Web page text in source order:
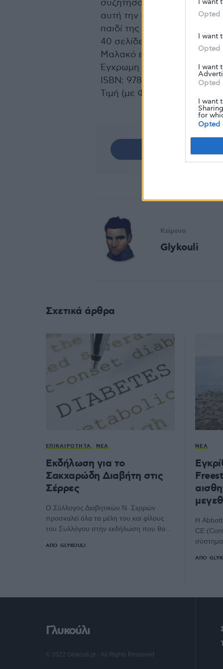
I want
Opted
I want
Opted
I want
Opted
I want
for
Opted
συζητήσουν πάνω στην
αυτή την ιστορία,
παιδί της ικανότητάς του
40 σελίδες 21×28
Μαλακό εξώφυλλο 2014
Έγχρωμη εικονογράφηση
ΙSBN: 978-960-452-195-1
Τιμή (με Φ.Π.Α.): 18,00 ΕΥΡΩ
Κείμενο
Glykouli
Σχετικά άρθρα
ΕΠΙΚΑΙΡΌΤΗΤΑ ΝΈΑ
Εκδήλωση για το
Σακχαρώδη Διαβήτη στις
Σέρρες
Ο Σύλλογος Διαβητικών Ν. Σερρών
προσκαλεί όλα τα μέλη του και φίλους
του Συλλόγου στην εκδήλωση που θα…
ΑΠΌ GLYKOULI
ΝΈΑ
Η Abbott
CE
ΑΠΌ
Γλυκούλι
© 2022 Glykouli.gr · All Rights Reserved